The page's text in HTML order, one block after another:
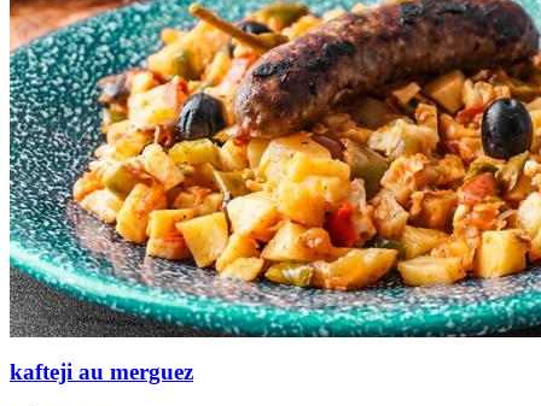
kafteji au merguez